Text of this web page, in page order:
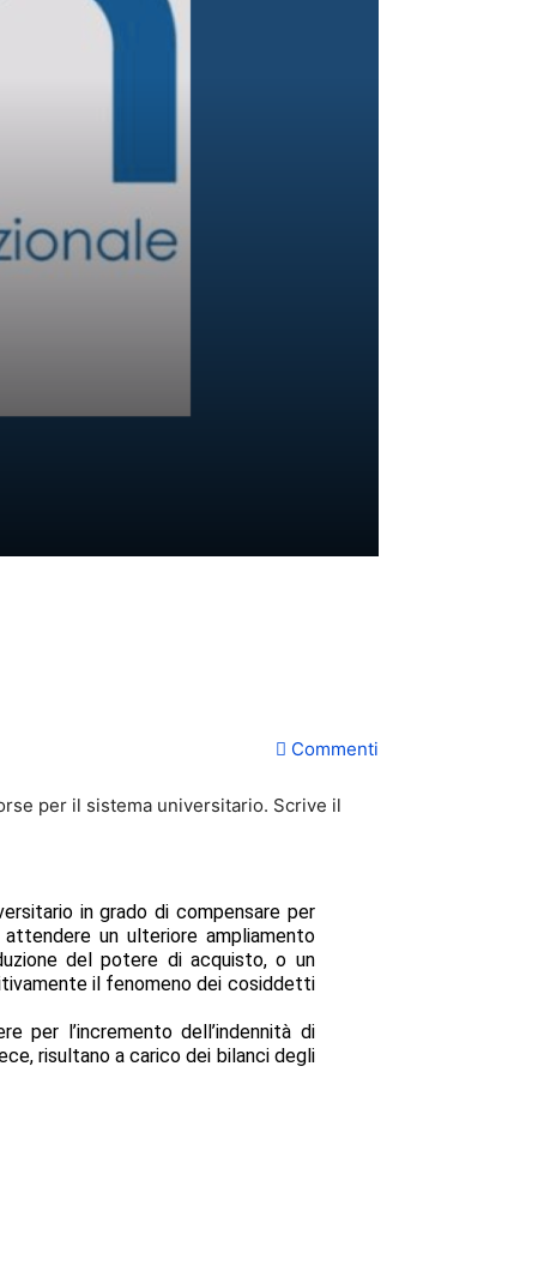
Commenti
per il sistema universitario. Scrive il
in grado di compensare per
un ulteriore ampliamento
del potere di acquisto, o un
il fenomeno dei cosiddetti
per l’incremento dell’indennità di
risultano a carico dei bilanci degli